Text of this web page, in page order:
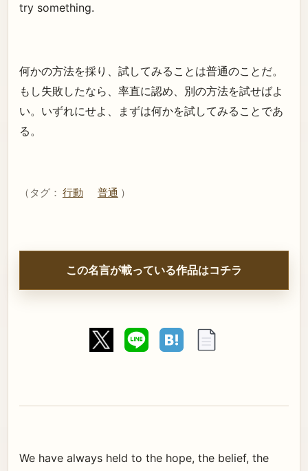
try something.
何かの方法を採り、試してみることは普通のことだ。
もし失敗したなら、率直に認め、別の方法を試せばよ
い。いずれにせよ、まずは何かを試してみることであ
る。
（タグ： 行動 普通 ）
この名言が載っている作品はコチラ
We have always held to the hope, the belief, the